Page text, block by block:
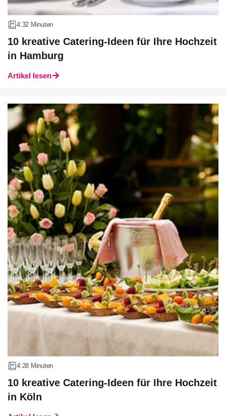
4:32 Minuten
10 kreative Catering-Ideen für Ihre Hochzeit
in Hamburg
Artikel lesen
4:28 Minuten
10 kreative Catering-Ideen für Ihre Hochzeit
in Köln